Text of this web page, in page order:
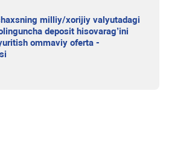
milliy/xorijiy valyutadagi
deposit hisovarag’ini
ommaviy oferta -